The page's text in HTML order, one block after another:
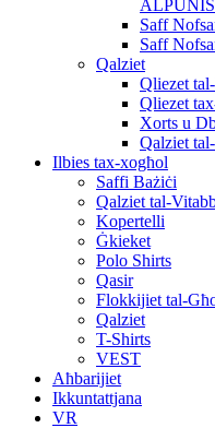
Saff
Saff
Qalziet
Qliezet
Qliezet
Xorts u
Qalziet
Ilbies tax-xogħol
Saffi Bażiċi
Qalziet tal-
Kopertelli
Ġkieket
Polo Shirts
Qasir
Flokkijiet tal-
Qalziet
T-Shirts
VEST
Aħbarijiet
Ikkuntattjana
VR